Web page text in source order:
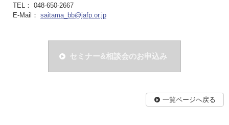
TEL： 048-650-2667
E-Mail： saitama_bb@jafp.or.jp
セミナー&相談会のお申込み
一覧ページへ戻る